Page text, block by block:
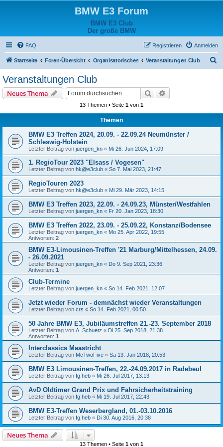
BMW E3 Forum
BMW E3 Club
Der große BMW
FAQ Anmelden
Registrieren
Startseite Foren-Übersicht Organisatorisches Veranstaltungen Club
Veranstaltungen Club
Neues Thema Suche
13 Themen • Seite 1 von 1
Themen
BMW E3 Treffen 2024, 20.09. - 22.09.24 Neumünster /
Schleswig-Holstein
Letzter Beitrag von juergen_kn « Mi 26. Jun 2024, 17:09
1. RegioTour 2023 "Elsass / Vogesen"
Letzter Beitrag von hk@e3club « So 7. Mai 2023, 21:47
RegioTouren 2023
Letzter Beitrag von hk@e3club « Mi 29. Mär 2023, 14:15
BMW E3 Treffen 2023, 22.09. - 24.09.23, Münster/Westfahlen
Letzter Beitrag von juergen_kn « Fr 20. Jan 2023, 18:30
BMW E3 Treffen 2022, 23.09. - 25.09.22, Konstanz/Bodensee
Letzter Beitrag von juergen_kn « Mo 25. Apr 2022, 19:55
Antworten: 2
BMW E3-Limousinen-Treffen '21 Marburg/Mittelhessen, 24.09.
- 26.09.2021
Letzter Beitrag von juergen_kn « Do 9. Sep 2021, 23:36
Antworten: 1
Club-Termine
Letzter Beitrag von juergen_kn « So 14. Feb 2021, 12:07
Jetzt wieder Forum - demnächst wieder Veranstaltungen
Letzter Beitrag von crs « So 14. Feb 2021, 00:50
50 Jahre BMW E3, Jubiläumstreffen 21.-23. September 2018
Letzter Beitrag von A_Schuetz « Di 25. Sep 2018, 21:38
Antworten: 1
Interclassics Maastricht
Letzter Beitrag von McTwoFive « Sa 13. Jan 2018, 20:53
BMW E3 Limousinen-Treffen, 22.-24.09.2017 in Radebeul
Letzter Beitrag von fg.heb « Mi 26. Jul 2017, 13:13
AvD Oldtimer Grand Prix und Fahrsicherheitstraining
Letzter Beitrag von fg.heb « Mi 19. Jul 2017, 22:43
BMW E3-Treffen Weserbergland, 01.-03.10.2016
Letzter Beitrag von fg.heb « Di 30. Aug 2016, 20:38
Neues Thema
13 Themen • Seite 1 von 1